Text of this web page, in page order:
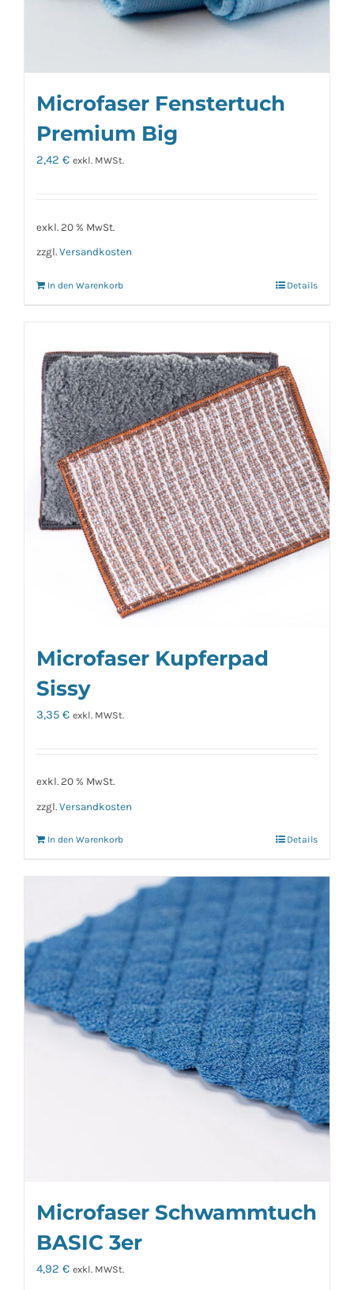
Microfaser Fenstertuch
Premium Big
2,42 € exkl. MWSt.
exkl. 20 % MwSt.
zzgl. Versandkosten
In den Warenkorb Details
Microfaser Kupferpad
Sissy
3,35 € exkl. MWSt.
exkl. 20 % MwSt.
zzgl. Versandkosten
In den Warenkorb Details
Microfaser Schwammtuch
BASIC 3er
4,92 € exkl. MWSt.